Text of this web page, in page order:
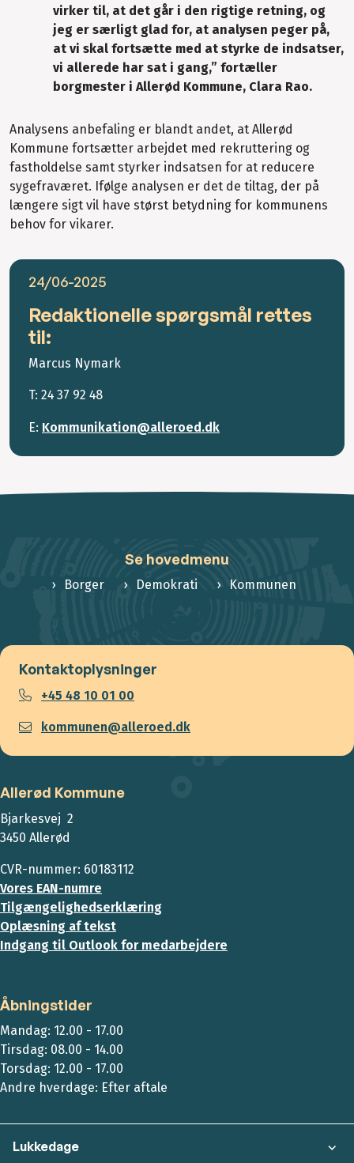
virker til, at det går i den rigtige retning, og
jeg er særligt glad for, at analysen peger på,
at vi skal fortsætte med at styrke de indsatser,
vi allerede har sat i gang,” fortæller
borgmester i Allerød Kommune, Clara Rao.
Analysens anbefaling er blandt andet, at Allerød
Kommune fortsætter arbejdet med rekruttering og
fastholdelse samt styrker indsatsen for at reducere
sygefraværet. Ifølge analysen er det de tiltag, der på
længere sigt vil have størst betydning for kommunens
behov for vikarer.
24/06-2025
Redaktionelle spørgsmål rettes
til:
Marcus Nymark
T: 24 37 92 48
E: Kommunikation@alleroed.dk
Se hovedmenu
Borger Demokrati Kommunen
Kontaktoplysninger
+45 48 10 01 00
kommunen@alleroed.dk
Allerød Kommune
Bjarkesvej 2
3450 Allerød
CVR-nummer: 60183112
Vores EAN-numre
Tilgængelighedserklæring
Oplæsning af tekst
Indgang til Outlook for medarbejdere
Åbningstider
Mandag: 12.00 - 17.00
Tirsdag: 08.00 - 14.00
Torsdag: 12.00 - 17.00
Andre hverdage: Efter aftale
Lukkedage